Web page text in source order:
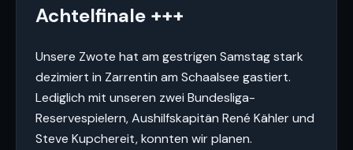
Achtelfinale +++
Unsere Zwote hat am gestrigen Samstag stark
dezimiert in Zarrentin am Schaalsee gastiert.
Lediglich mit unseren zwei Bundesliga-
Reservespielern, Aushilfskapitän René Kähler und
Steve Kupchereit, konnten wir planen.